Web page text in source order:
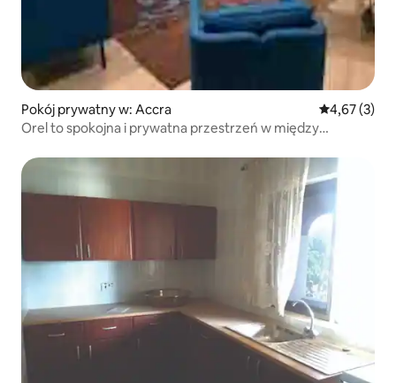
Pokój prywatny w: Accra Średnia
4,67 (3)
Orel to spokojna i prywatna przestrzeń w między